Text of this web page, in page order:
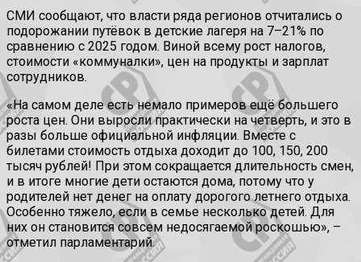
СМИ сообщают, что власти ряда регионов отчитались о
подорожании путёвок в детские лагеря на 7–21% по
сравнению с 2025 годом. Виной всему рост налогов,
стоимости «коммуналки», цен на продукты и зарплат
сотрудников.
«На самом деле есть немало примеров ещё большего
роста цен. Они выросли практически на четверть, и это в
разы больше официальной инфляции. Вместе с
билетами стоимость отдыха доходит до 100, 150, 200
тысяч рублей! При этом сокращается длительность смен,
и в итоге многие дети остаются дома, потому что у
родителей нет денег на оплату дорогого летнего отдыха.
Особенно тяжело, если в семье несколько детей. Для
них он становится совсем недосягаемой роскошью», –
отметил парламентарий.